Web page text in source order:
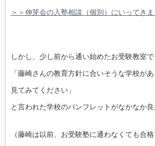
＞＞伸芽会の入塾相談（個別）にいってきま
しかし、少し前から通い始めたお受験教室で
「藤崎さんの教育方針に合いそうな学校が
見てみてください」
と言われた学校のパンフレットがなかなか良
（藤崎は以前、お受験塾に通わなくても合